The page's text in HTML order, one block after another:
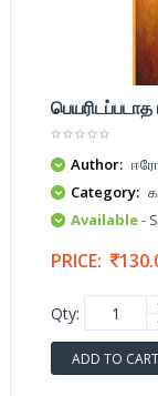
Author:
Category:
Available-
PRICE:
Qty:
ADD TO CART